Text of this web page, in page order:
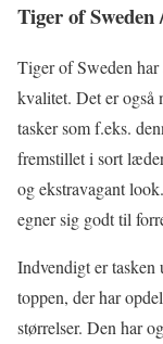
Tiger of Sweden
Tiger of Sweden
kvalitet. Det er også
tasker som f.eks.
fremstillet i sort
og ekstravagant
egner sig godt til
Indvendigt er
toppen, der har
størrelser. Den har